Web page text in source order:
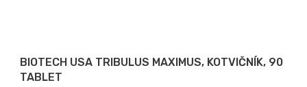
BIOTECH USA TRIBULUS MAXIMUS, KOTVIČNÍK, 90
TABLET